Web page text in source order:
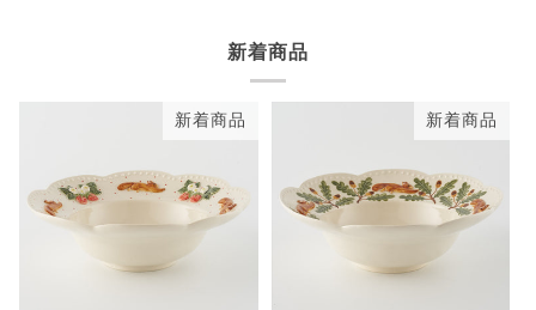
新着商品
新着商品 新着商品